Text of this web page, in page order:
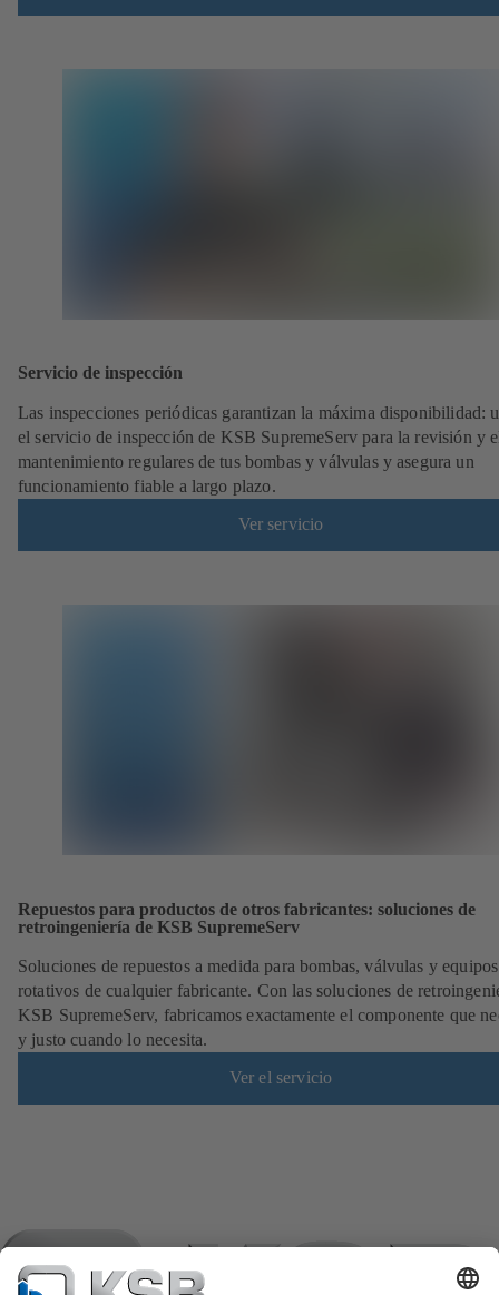
Servicio de inspección
Las inspecciones periódicas garantizan la máxima disponibilidad:
el servicio de inspección de KSB SupremeServ para la revisión y
mantenimiento regulares de tus bombas y válvulas y asegura un
funcionamiento fiable a largo plazo.
Ver servicio
Repuestos para productos de otros fabricantes: soluciones de
retroingeniería de KSB SupremeServ
Soluciones de repuestos a medida para bombas, válvulas y equipos
rotativos de cualquier fabricante. Con las soluciones de
KSB SupremeServ, fabricamos exactamente el componente que
y justo cuando lo necesita.
Ver el servicio